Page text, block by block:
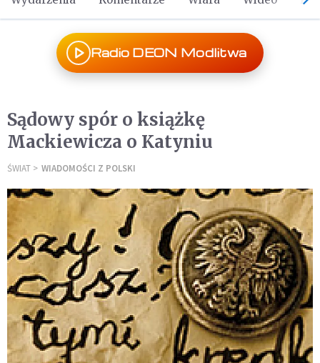
Radio DEON Modlitwa
Sądowy spór o książkę
Mackiewicza o Katyniu
ŚWIAT WIADOMOŚCI Z POLSKI